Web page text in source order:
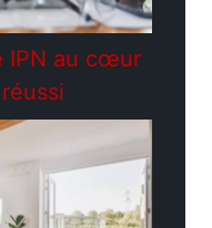
IPN au cœur